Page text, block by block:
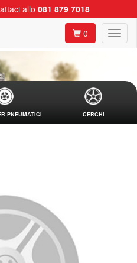
allo 081 879 7018
0
PNEUMATICI CERCHI